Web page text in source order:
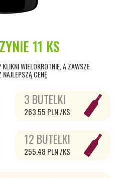
11 KS
WIELOKROTNIE, A ZAWSZE
CENĘ
3 BUTELKI
263.55 PLN /KS
12 BUTELKI
255.48 PLN /KS